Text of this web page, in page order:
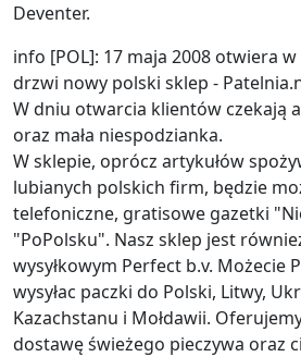
Deventer.
info [POL]: 17 maja 2008 otwiera
drzwi nowy polski sklep -
W dniu otwarcia klientów czekają
oraz mała niespodzianka.
W sklepie, oprócz artykułów
lubianych polskich firm, będzie
telefoniczne, gratisowe gazetki
"PoPolsku". Nasz sklep jest
wysyłkowym Perfect b.v. Możecie
wysyłac paczki do Polski, Litwy,
Kazachstanu i Mołdawii.
dostawę świeżego pieczywa oraz